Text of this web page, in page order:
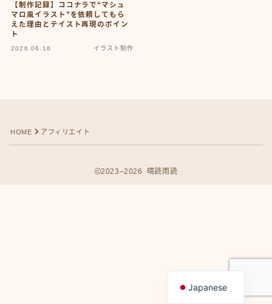
【制作記録】ココナラで“マシュ
マロ風イラスト”を依頼してもら
えた理由とテイスト再現のポイン
ト
2026.06.16 イラスト制作
HOME アフィリエイト
2023–2026 晴読雨読
Japanese